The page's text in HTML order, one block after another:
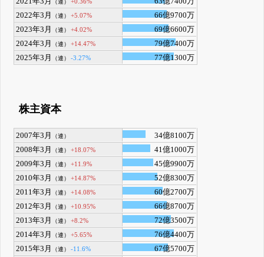
（連）
2022年3月
（連） +5.07%
66億9700万
2023年3月
（連） +4.02%
69億6600万
2024年3月
（連） +14.47%
79億7400万
2025年3月
（連） -3.27% 77億1300万
株主資本
2007年3月 （連）
34億8100万
2008年3月
（連） +18.07%
41億1000万
2009年3月
（連） +11.9%
45億9900万
2010年3月
（連） +14.87%
52億8300万
2011年3月
（連） +14.08%
60億2700万
2012年3月
（連） +10.95%
66億8700万
2013年3月
（連） +8.2%
72億3500万
2014年3月
（連） +5.65%
76億4400万
2015年3月
（連） -11.6%
67億5700万